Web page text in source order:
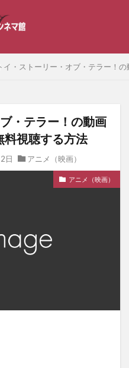
イ・ストーリー・オブ・テラー！
・テラー！の動画
料視聴する方法
日 アニメ（映画）
アニメ（映画）